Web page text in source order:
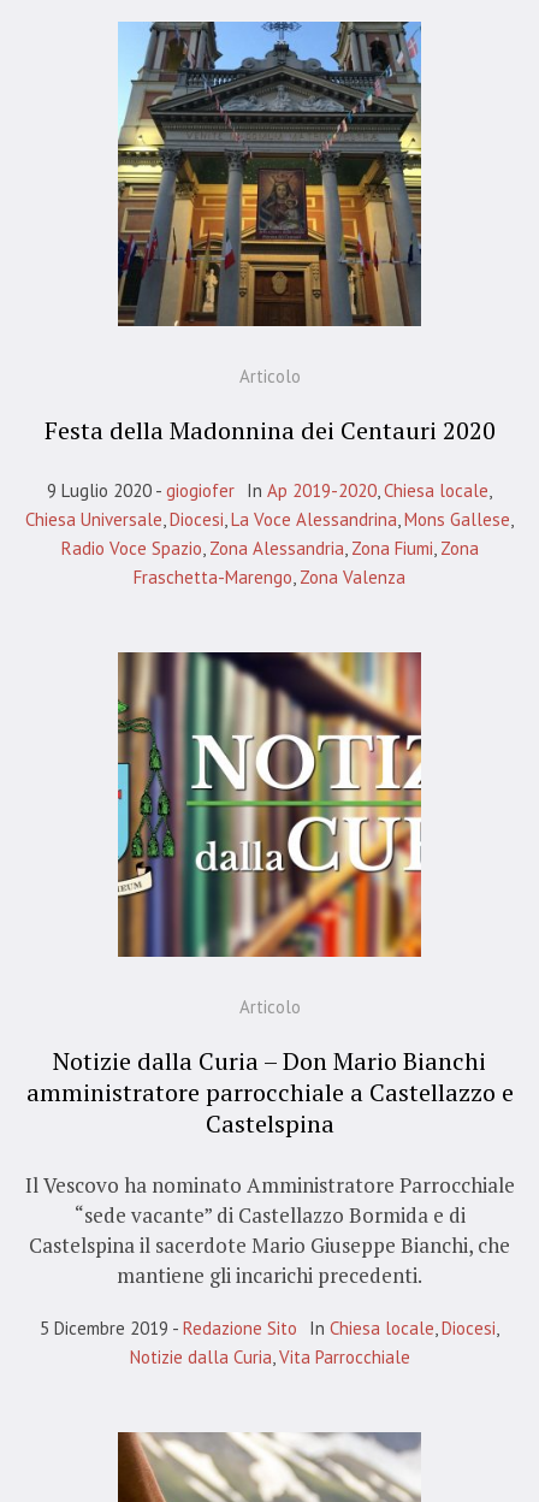
Articolo
Festa della Madonnina dei Centauri 2020
9 Luglio 2020 giogiofer In Ap 2019-2020 Chiesa locale
Chiesa Universale Diocesi La Voce Alessandrina Mons Gallese
Radio Voce Spazio Zona Alessandria Zona Fiumi Zona
Fraschetta-Marengo Zona Valenza
Articolo
Notizie dalla Curia – Don Mario Bianchi
amministratore parrocchiale a Castellazzo e
Castelspina
Il Vescovo ha nominato Amministratore Parrocchiale
“sede vacante” di Castellazzo Bormida e di
Castelspina il sacerdote Mario Giuseppe Bianchi, che
mantiene gli incarichi precedenti.
5 Dicembre 2019 Redazione Sito In Chiesa locale Diocesi
Notizie dalla Curia Vita Parrocchiale